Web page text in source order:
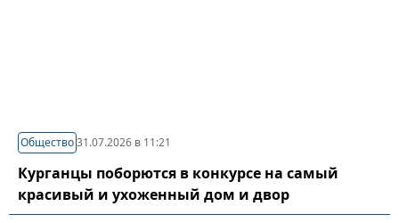
Общество31.07.2026 в 11:21
Курганцы поборются в конкурсе на самый
красивый и ухоженный дом и двор